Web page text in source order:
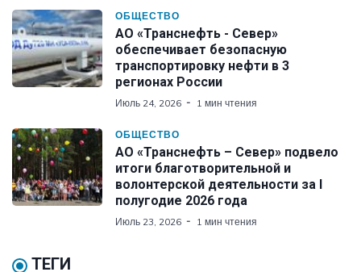
ОБЩЕСТВО
АО «Транснефть - Север»
обеспечивает безопасную
транспортировку нефти в 3
регионах России
Июль 24, 2026 1 мин чтения
ОБЩЕСТВО
АО «Транснефть – Север» подвело
итоги благотворительной и
волонтерской деятельности за I
полугодие 2026 года
Июль 23, 2026 1 мин чтения
ТЕГИ